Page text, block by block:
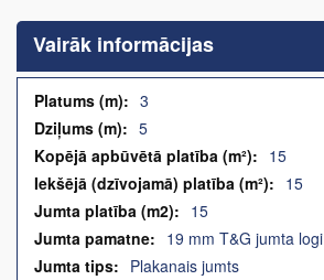
galerijas
sākumu
Vairāk informācijas
Vairāk
informācijas
3
5
15
15
15
19 mm T&G jumta logi
Plakanais jumts